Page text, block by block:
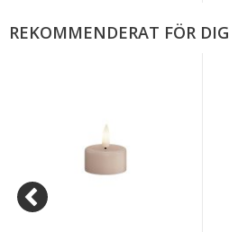
REKOMMENDERAT FÖR DIG